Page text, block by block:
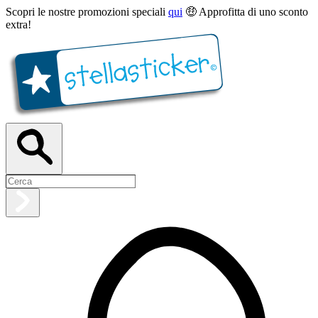
Scopri le nostre promozioni speciali qui 🤑 Approfitta di uno sconto
extra!